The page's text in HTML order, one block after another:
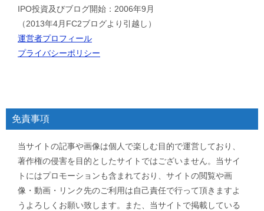
IPO投資及びブログ開始：2006年9月
（2013年4月FC2ブログより引越し）
運営者プロフィール
プライバシーポリシー
免責事項
当サイトの記事や画像は個人で楽しむ目的で運営しており、
著作権の侵害を目的としたサイトではございません。当サイ
トにはプロモーションも含まれており、サイトの閲覧や画
像・動画・リンク先のご利用は自己責任で行って頂きますよ
うよろしくお願い致します。また、当サイトで掲載している